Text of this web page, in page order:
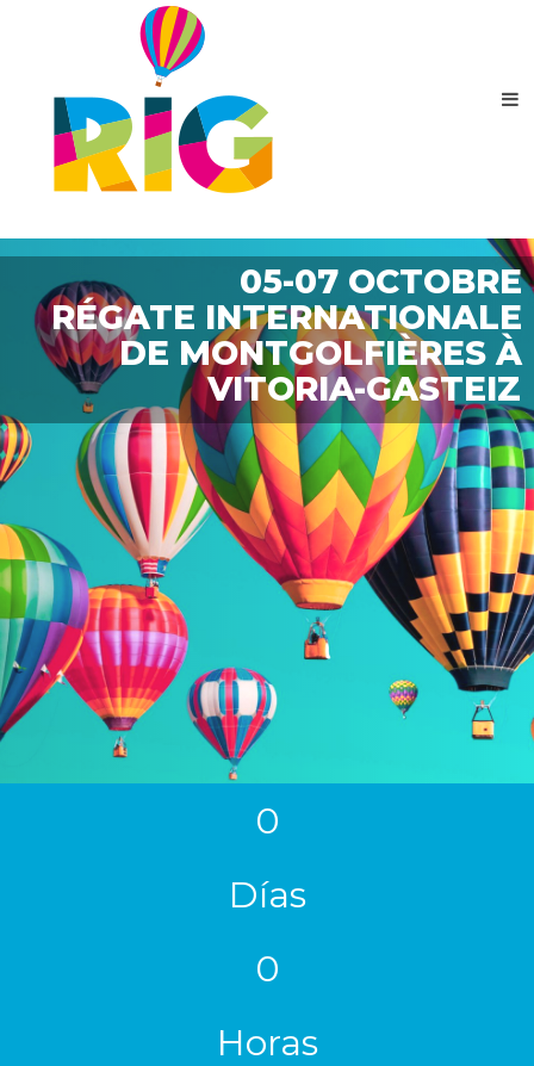
DE MONTGOLFIÈRES À
05-07 OCTOBRE
RÉGATE INTERNATIONALE
VITORIA-GASTEIZ
0
Días
0
Horas